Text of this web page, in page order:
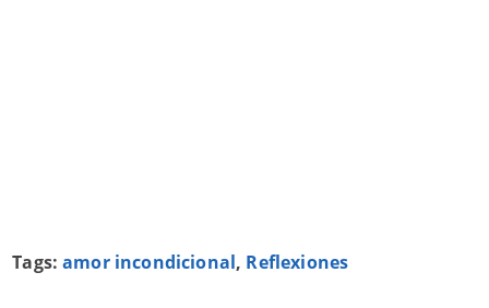
Tags:amor incondicional, Reflexiones